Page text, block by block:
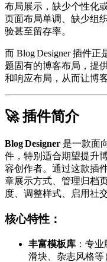
布局展示，缺少个性化
页面布局单调、缺少组
验甚至留存率。
而 Blog Designer 插件
题固有的博客布局，提
和响应布局，从而让博
🚀 插件简介
Blog Designer 是一款面
件，特别适合期望提升
容创作者。通过这款插
章展示方式、管理归档
度、调整样式、启用社
核心特性：
丰富模板库 ：专
滑块、杂志风格等